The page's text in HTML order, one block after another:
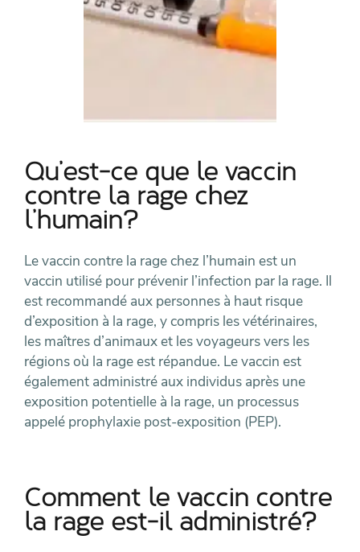
Qu’est-ce que le vaccin
contre la rage chez
l’humain?
Le vaccin contre la rage chez l’humain est un
vaccin utilisé pour prévenir l’infection par la rage. Il
est recommandé aux personnes à haut risque
d’exposition à la rage, y compris les vétérinaires,
les maîtres d’animaux et les voyageurs vers les
régions où la rage est répandue. Le vaccin est
également administré aux individus après une
exposition potentielle à la rage, un processus
appelé prophylaxie post-exposition (PEP).
Comment le vaccin contre
la rage est-il administré?